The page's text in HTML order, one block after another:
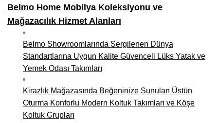
Belmo Home Mobilya Koleksiyonu ve
Mağazacılık Hizmet Alanları
Belmo Showroomlarında Sergilenen Dünya
Standartlarına Uygun Kalite Güvenceli Lüks Yatak ve
Yemek Odası Takımları
Kirazlık Mağazasında Beğeninize Sunulan Üstün
Oturma Konforlu Modern Koltuk Takımları ve Köşe
Koltuk Grupları